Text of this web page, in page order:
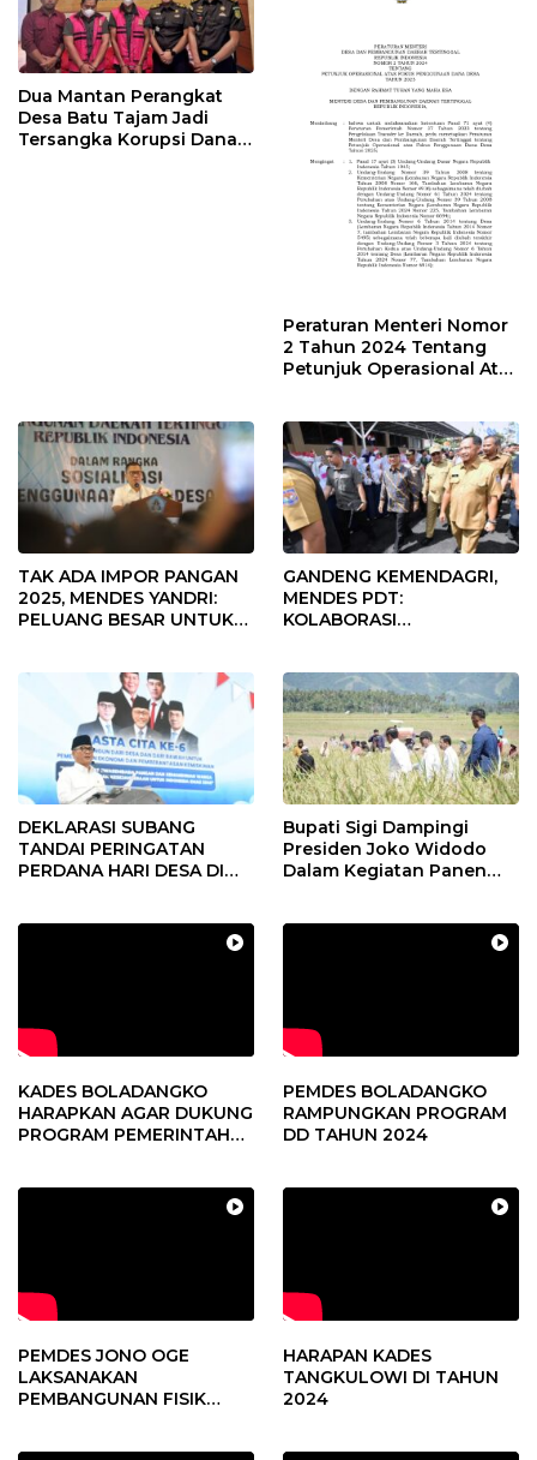
Dua Mantan Perangkat
Desa Batu Tajam Jadi
Tersangka Korupsi Dana
Peraturan Menteri Nomor
2 Tahun 2024 Tentang
Petunjuk Operasional Atas
TAK ADA IMPOR PANGAN
2025, MENDES YANDRI:
PELUANG BESAR UNTUK
GANDENG KEMENDAGRI,
MENDES PDT:
KOLABORASI
DEKLARASI SUBANG
TANDAI PERINGATAN
PERDANA HARI DESA DI
Bupati Sigi Dampingi
Presiden Joko Widodo
Dalam Kegiatan Panen
KADES BOLADANGKO
HARAPKAN AGAR DUKUNG
PROGRAM PEMERINTAH
PEMDES BOLADANGKO
RAMPUNGKAN PROGRAM
DD TAHUN 2024
PEMDES JONO OGE
LAKSANAKAN
PEMBANGUNAN FISIK
HARAPAN KADES
TANGKULOWI DI TAHUN
2024